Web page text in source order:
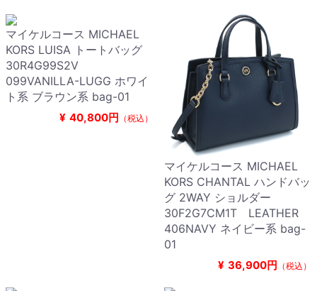
マイケルコース MICHAEL
KORS LUISA トートバッグ
30R4G99S2V
099VANILLA-LUGG ホワイ
ト系 ブラウン系 bag-01
¥ 40,800円 （税込）
マイケルコース MICHAEL
KORS CHANTAL ハンドバッ
グ 2WAY ショルダー
30F2G7CM1T LEATHER
406NAVY ネイビー系 bag-
01
¥ 36,900円 （税込）